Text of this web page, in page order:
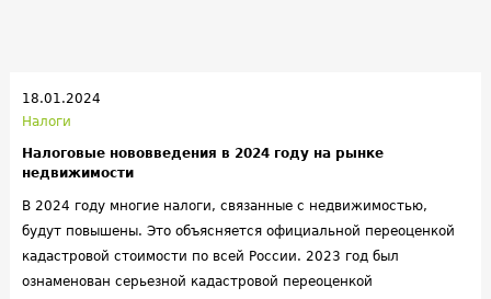
18.01.2024
Налоги
Налоговые нововведения в 2024 году на рынке
недвижимости
В 2024 году многие налоги, связанные с недвижимостью,
будут повышены. Это объясняется официальной переоценкой
кадастровой стоимости по всей России. 2023 год был
ознаменован серьезной кадастровой переоценкой